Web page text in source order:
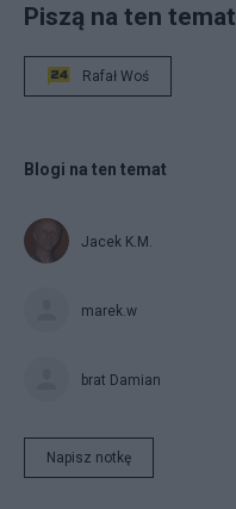
Piszą na ten temat
Rafał Woś
Blogi na ten temat
Jacek K.M.
marek.w
brat Damian
Napisz notkę